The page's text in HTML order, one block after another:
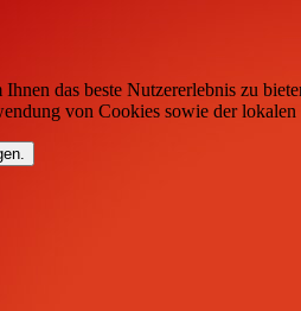
das beste Nutzererlebnis zu
von Cookies sowie der